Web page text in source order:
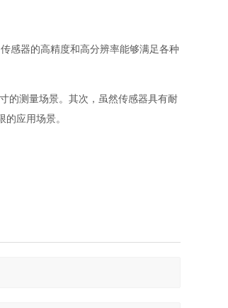
感器的高精度和高分辨率能够满足各种
的测量场景。其次，虽然传感器具有耐
应用场景。